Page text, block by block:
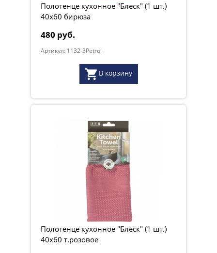
Полотенце кухонное "Блеск" (1 шт.)
40х60 бирюза
480 руб.
Артикул: 1132-3Petrol
В корзину
Полотенце кухонное "Блеск" (1 шт.)
40х60 т.розовое